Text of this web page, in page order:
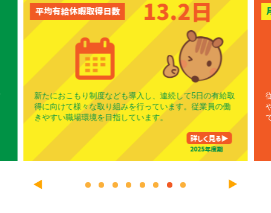
平均有給休暇取得日数 13.2日
新たにおこもり制度なども導入し、連続して5日の有給取
得に向けて様々な取り組みを行っています。従業員の働
きやすい職場環境を目指しています。
詳しく見る▶︎
2025年度期